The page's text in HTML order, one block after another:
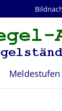
Meldestufen